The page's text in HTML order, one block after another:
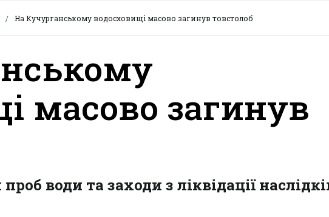
На Кучурганському водосховищі масово загинув товстолоб
масово загинув
води та заходи з ліквідації